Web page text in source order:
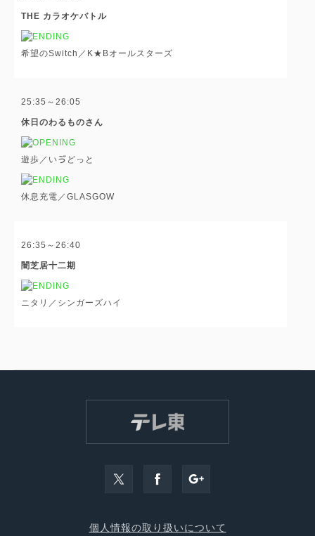
THE カラオケバトル
希望のSwitch／K★Bオールスターズ
25:35～26:05
休日のわるものさん
遊歩／いゔどっと
休息充電／GLASGOW
26:35～26:40
闇芝居十二期
ニタリ／シンガーズハイ
個人情報の取り扱いについて